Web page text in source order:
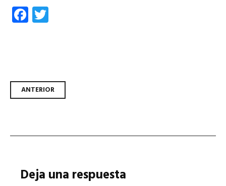
Facebook
Navegador de artículos
ANTERIOR
Deja una respuesta